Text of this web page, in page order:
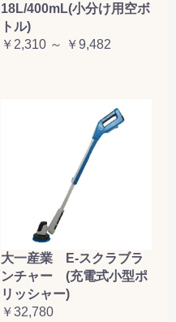
18L/400mL(小分け用空ボ
トル)
￥2,310 ～ ￥9,482
大一産業 E-スクラブラ
ンチャー (充電式小型ポ
リッシャー)
￥32,780